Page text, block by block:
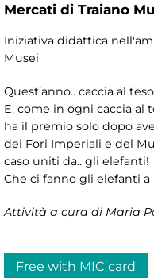
Mercati di Traiano
Iniziativa didattica
Musei
Quest’anno.. caccia al
E, come in ogni caccia al
ha il premio solo dopo
dei Fori Imperiali e del
caso uniti da.. gli elefanti!
Che ci fanno gli elefanti a
Attività a cura di Maria
Free with MIC card